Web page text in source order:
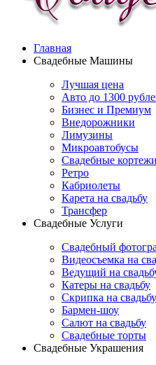
Главная
Свадебные Машины
Лучшая цена
Авто до 1300
Бизнес и Премиум
Внедорожники
Лимузины
Микроавтобусы
Свадебные кортежи
Ретро
Кабриолеты
Карета на свадьбу
Трансфер
Свадебные Услуги
Свадебный
Видеосъемка на
Ведущий на
Катеры на свадьбу
Скрипка на свадьбу
Бармен-шоу
Салют на свадьбу
Свадебные торты
Свадебные Украшения